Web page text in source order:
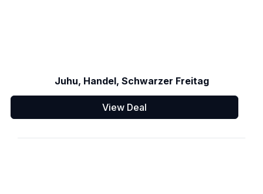
Juhu, Handel, Schwarzer Freitag
View Deal